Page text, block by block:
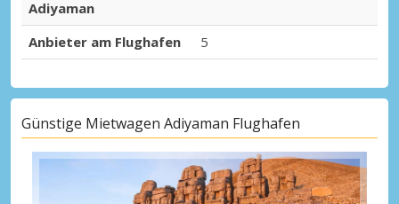
Adiyaman
Anbieter am Flughafen 5
Günstige Mietwagen Adiyaman Flughafen